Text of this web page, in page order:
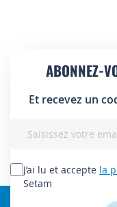
ABONNEZ-
Et recevez un
lettre
d’information
J’ai lu et accepte la
Setam